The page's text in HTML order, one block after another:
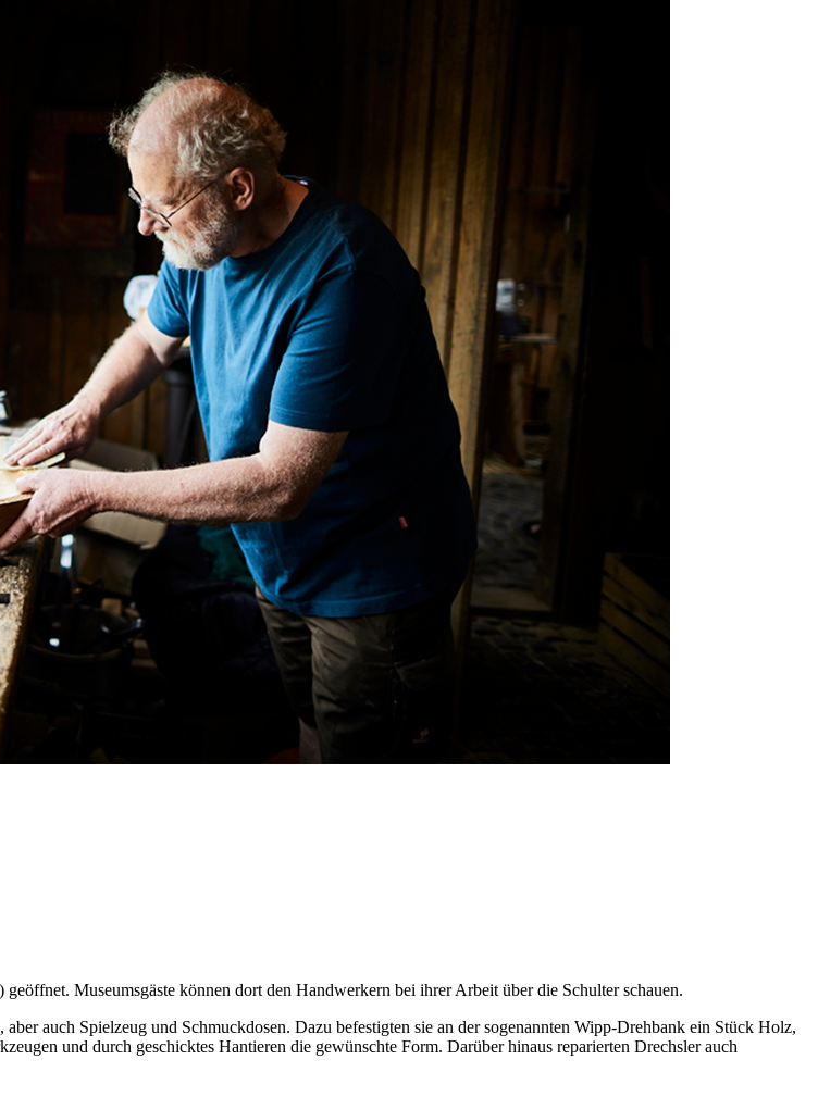
Museumsgäste können dort den Handwerkern bei ihrer Arbeit über die Schulter schauen.
auch Spielzeug und Schmuckdosen. Dazu befestigten sie an der sogenannten Wipp-Drehbank ein Stück Holz,
und durch geschicktes Hantieren die gewünschte Form. Darüber hinaus reparierten Drechsler auch